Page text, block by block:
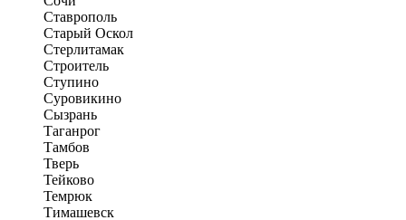
Ставрополь
Старый Оскол
Стерлитамак
Строитель
Ступино
Суровикино
Сызрань
Таганрог
Тамбов
Тверь
Тейково
Темрюк
Тимашевск